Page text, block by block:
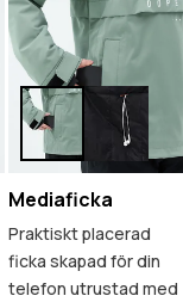
Mediaficka
Praktiskt placerad
ficka skapad för din
telefon utrustad med